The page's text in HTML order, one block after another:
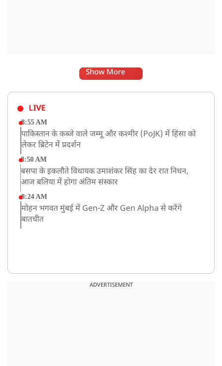
Show More
LIVE
8:55 AM
पाकिस्तान के कब्जे वाले जम्मू और कश्मीर (PoJK) में हिंसा को
लेकर ब्रिटेन में प्रदर्शन
8:50 AM
बसपा के इकलौते विधायक उमाशंकर सिंह का देर रात निधन,
आज बलिया में होगा अंतिम संस्कार
8:24 AM
मोहन भगवत मुंबई में Gen-Z और Gen Alpha से करेंगे
बातचीत
ADVERTISEMENT